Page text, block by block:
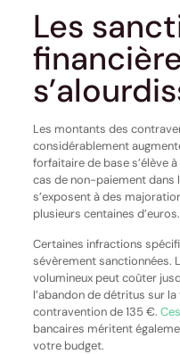
Les
Les montants des
considérablement
forfaitaire de base s’élève
cas de non-paiement dans
s’exposent à des
plusieurs centaines d’euros.
Certaines infractions
sévèrement sanctionnées.
volumineux peut coûter
l’abandon de détritus sur
contravention de 135 €.
bancaires méritent
votre budget.